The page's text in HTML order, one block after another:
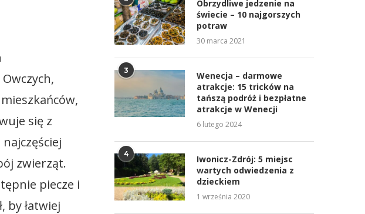
się z
zwierząt.
piecze i
by łatwiej
Obrzydliwe jedzenie na
świecie – 10 najgorszych
potraw
30 marca 2021
3
Wenecja – darmowe
atrakcje: 15 tricków na
tańszą podróż i bezpłatne
atrakcje w Wenecji
6 lutego 2024
4
Iwonicz-Zdrój: 5 miejsc
wartych odwiedzenia z
dzieckiem
1 września 2020